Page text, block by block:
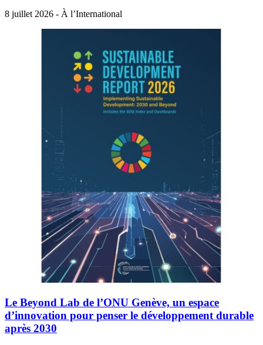
8 juillet 2026 - À l’International
Le Beyond Lab de l’ONU Genève, un espace
d’innovation pour penser le développement durable
après 2030